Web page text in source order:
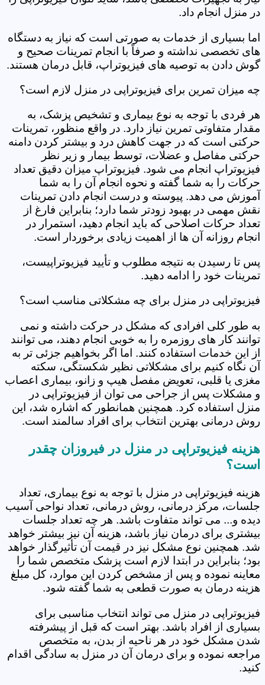
در منزل انجام داد.
اما بسیاری از خدمات به صورتی است که نیاز به دستگاه
های تخصصی نداشته و صرفاً با انجام تمرینات صحیح و
گوش دادن به توصیه های فیزیوتراپ، قابل درمان هستند.
چه میزان تمرین برای فیزیوتراپی در منزل لازم است؟
هر فردی با توجه به نوع بیماری و تشخیص پزشک، به
مقدار متفاوتی تمرین نیاز دارد. در واقع منظور، تمرینات
حرکتی است که در جهت کاهش درد و بیشتر کردن دامنه
حرکتی مفاصل و عضلات، توسط بیمار و زیر نظر
فیزیوتراپ انجام می شود. فیزیوتراپ میزان دقیق تعداد
حرکات را به شما گفته و نحوه انجام آن را به شما
آموزش می دهد. پیوسته و درست انجام دادن تمرینات
نقش مهمی در بهبود زودتر شما دارد؛ بنابراین فارغ از
تعداد حرکات اصلاحی که باید انجام دهید، استمرار در
انجام روزانه آن ها از اهمیت زیادی برخوردار است.
پس تا رسیدن به نتیجه مطلوب و تأیید فیزیوتراپیست،
تمرینات خود را ادامه دهید.
فیزیوتراپی در منزل برای چه مشکلاتی مناسب است؟
به طور کلی افرادی که مشکل در حرکت داشته و نمی
توانند کار های روزمره را به خوبی انجام دهند، می توانند
از این خدمات استفاده کنند. اما اگر بخواهیم جزئی تر به
آن نگاه کنیم برای مشکلاتی نظیر شکستگی، سکته
مغزی یا قلبی، تعویض مفصل هیپ و زانو، بیماری اعصاب
و مشکلات پس از جراحی می توان از فیزیوتراپی در
منزل استفاده کرد. همچنین همانطور که اشاره شد، این
روش درمانی بهترین انتخاب برای افراد سالمند است.
هزینه فیزیوتراپی در منزل در فیروزان چقدر
است؟
هزینه فیزیوتراپی در منزل با توجه به نوع بیماری، تعداد
جلسات، مرکز درمانی، روش درمانی، تعداد نواحی آسیب
دیده و... می تواند متفاوت باشد. هر چه تعداد جلسات
بیشتری برای درمان نیاز باشد، هزینه آن نیز بیشتر خواهد
شد. همچنین نوع مشکل نیز در قیمت آن تأثیرگذار خواهد
بود؛ بنابراین در ابتدا لازم است پزشک متخصص شما را
معاینه نموده و پس از مشخص کردن این موارد، کل مبلغ
هزینه درمان به صورت قطعی به شما گفته شود.
فیزیوتراپی در منزل می تواند انتخاب مناسبی برای
بسیاری از افراد باشد. بهتر است که قبل از پیشرفته
شدن مشکل خود در هر ناحیه از بدن، به متخصص
مراجعه نموده و برای درمان آن در منزل به سادگی اقدام
کنید.